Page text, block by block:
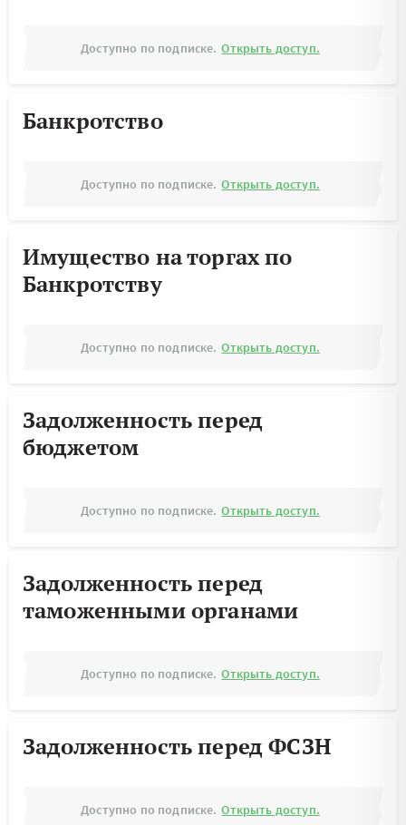
Доступно по подписке. Открыть доступ.
Банкротство
Доступно по подписке. Открыть доступ.
Имущество на торгах по
Банкротству
Доступно по подписке. Открыть доступ.
Задолженность перед
бюджетом
Доступно по подписке. Открыть доступ.
Задолженность перед
таможенными органами
Доступно по подписке. Открыть доступ.
Задолженность перед ФСЗН
Доступно по подписке. Открыть доступ.